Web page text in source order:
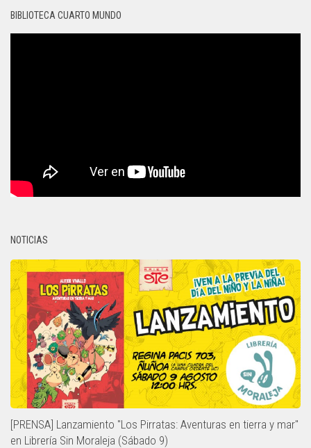
BIBLIOTECA CUARTO MUNDO
NOTICIAS
[PRENSA] Lanzamiento "Los Pirratas: Aventuras en tierra y mar"
en Librería Sin Moraleja (Sábado 9)